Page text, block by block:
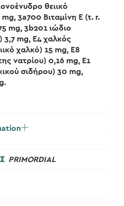
θειικό
3a700 Βιταμίνη E (t. r.
mg, 3b201 ιώδιο
3,7 mg, E4 χαλκός
χαλκό) 15 mg, E8
νατρίου) 0,16 mg, E1
σιδήρου) 30 mg,
PRIMORDIAL